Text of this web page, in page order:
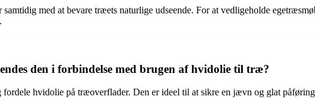
med at bevare træets naturlige udseende. For at vedligeholde
den i forbindelse med brugen af hvidolie til træ?
hvidolie på træoverflader. Den er ideel til at sikre en jævn og glat